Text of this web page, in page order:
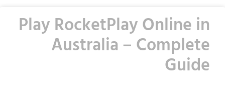
Play RocketPlay Online in
Australia – Complete
Guide